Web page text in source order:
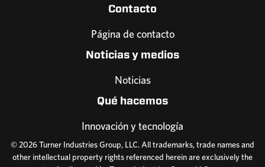
Contacto
Página de contacto
Noticias y medios
Noticias
Qué hacemos
Innovación y tecnología
© 2026 Turner Industries Group, LLC. All trademarks, trade names and
other intellectual property rights referenced herein are exclusively the